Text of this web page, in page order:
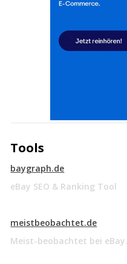
Tools
baygraph.de
eBay SEO & Ranking Tool
meistbeobachtet.de
Meist-beobachtet bei eBay.